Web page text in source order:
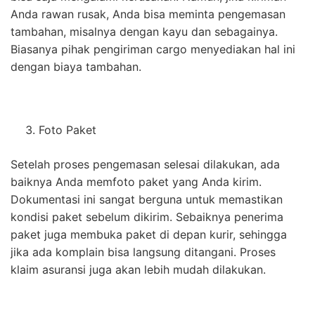
Anda rawan rusak, Anda bisa meminta pengemasan
tambahan, misalnya dengan kayu dan sebagainya.
Biasanya pihak pengiriman cargo menyediakan hal ini
dengan biaya tambahan.
Foto Paket
Setelah proses pengemasan selesai dilakukan, ada
baiknya Anda memfoto paket yang Anda kirim.
Dokumentasi ini sangat berguna untuk memastikan
kondisi paket sebelum dikirim. Sebaiknya penerima
paket juga membuka paket di depan kurir, sehingga
jika ada komplain bisa langsung ditangani. Proses
klaim asuransi juga akan lebih mudah dilakukan.